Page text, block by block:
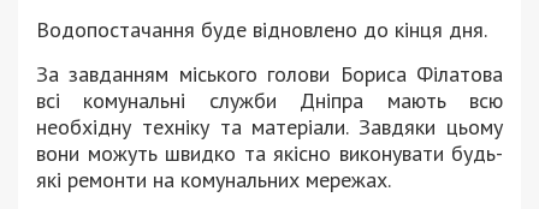
Водопостачання буде відновлено до кінця дня.
За завданням міського голови Бориса Філатова
всі комунальні служби Дніпра мають всю
необхідну техніку та матеріали. Завдяки цьому
вони можуть швидко та якісно виконувати будь-
які ремонти на комунальних мережах.